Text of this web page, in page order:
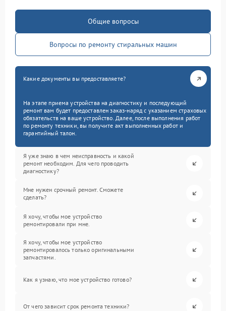
Общие вопросы
Вопросы по ремонту стиральных машин
Какие документы вы предоставляете?
На этапе приема устройства на диагностику и последующий
ремонт вам будет предоставлен заказ-наряд с указанием страховых
обязательств на ваше устройство. Далее, после выполнения работ
по ремонту техники, вы получите акт выполненных работ и
гарантийный талон.
Я уже знаю в чем неисправность и какой
ремонт необходим. Для чего проводить
диагностику?
Мне нужен срочный ремонт. Сможете
сделать?
Я хочу, чтобы мое устройство
ремонтировали при мне.
Я хочу, чтобы мое устройство
ремонтировалось только оригинальными
запчастями.
Как я узнаю, что мое устройство готово?
От чего зависит срок ремонта техники?